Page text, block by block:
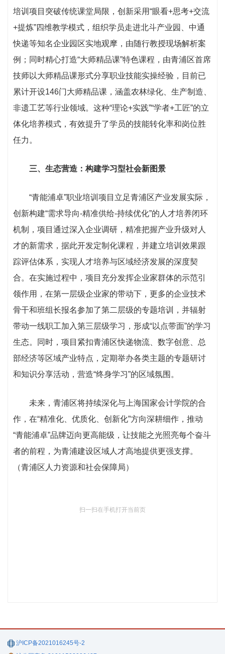
培训项目突破传统课堂局限，创新采用“眼看+思考+交流
+提炼”四维教学模式，组织学员走进北斗产业园、中通
快递等知名企业园区实地观摩，由随行教授现场解析案
例；同时精心打造“大师精品课”特色课程，由青浦区首席
技师以大师精品课形式分享职业技能实操经验，目前已
累计开设146门大师精品课，涵盖农林绿化、生产制造、
非遗工艺等行业领域。这种“理论+实践”“学者+工匠”的立
体化培养模式，有效提升了学员的技能转化率和岗位胜
任力。
三、生态营造：构建学习型社会新图景
“青能浦卓”职业培训项目立足青浦区产业发展实际，
创新构建“需求导向-精准供给-持续优化”的人才培养闭环
机制，项目通过深入企业调研，精准把握产业升级对人
才的新需求，据此开发定制化课程，并建立培训效果跟
踪评估体系，实现人才培养与区域经济发展的深度契
合。在实施过程中，项目充分发挥企业家群体的示范引
领作用，在第一层级企业家的带动下，更多的企业技术
骨干和班组长报名参加了第二层级的专题培训，并辐射
带动一线职工加入第三层级学习，形成“以点带面”的学习
生态。同时，项目紧扣青浦区快递物流、数字创意、总
部经济等区域产业特点，定期举办各类主题的专题研讨
和知识分享活动，营造“终身学习”的区域氛围。
未来，青浦区将持续深化与上海国家会计学院的合
作，在“精准化、优质化、创新化”方向深耕细作，推动
“青能浦卓”品牌迈向更高能级，让技能之光照亮每个奋斗
者的前程，为青浦建设区域人才高地提供更强支撑。
（青浦区人力资源和社会保障局）
扫一扫在手机打开当前页
沪ICP备2021016245号-2